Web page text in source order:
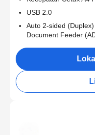
USB 2.0
Auto 2-sided
Document Feeder